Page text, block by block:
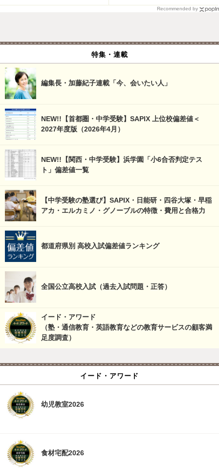
Recommended by
特集・連載
編集長・加藤紀子連載「今、会いたい人」
NEW!!【首都圏・中学受験】SAPIX 上位校偏差値＜
2027年度版（2026年4月）
NEW!!【関西・中学受験】浜学園「小6合否判定テス
ト」偏差値一覧
【中学受験の塾選び】SAPIX・日能研・四谷大塚・早稲
アカ・エルカミノ・グノーブルの特徴・費用と合格力
都道府県別 高校入試偏差値ランキング
全国公立高校入試（過去入試問題・正答）
イード・アワード
（塾・通信教育・英語教育などの教育サービスの顧客満
足度調査）
イード・アワード
幼児教室2026
食材宅配2026